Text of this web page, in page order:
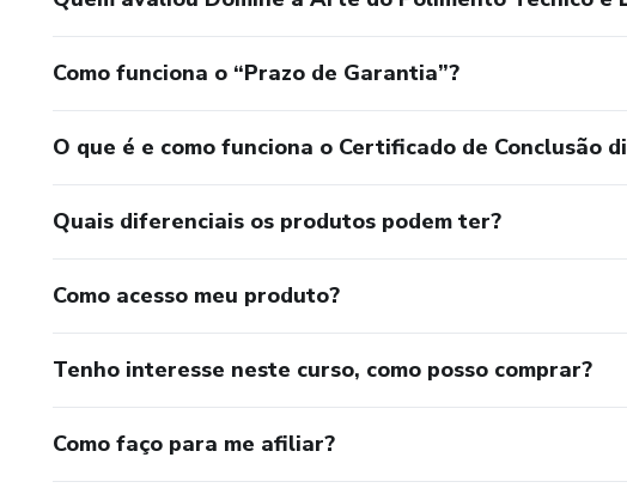
Como funciona o “Prazo de Garantia”?
O que é e como funciona o Certificado de Conclusão
Quais diferenciais os produtos podem ter?
Como acesso meu produto?
Tenho interesse neste curso, como posso comprar?
Como faço para me afiliar?